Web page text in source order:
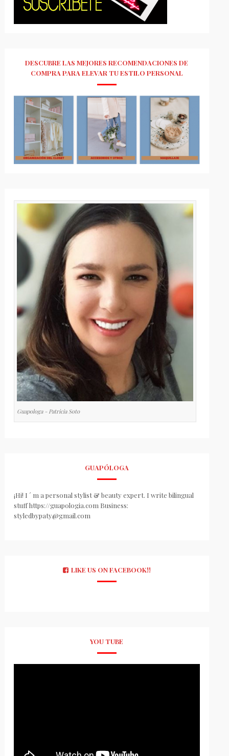
DESCUBRE LAS MEJORES RECOMENDACIONES DE
COMPRA PARA ELEVAR TU ESTILO PERSONAL
Guapologa - Patricia Soto
GUAPÓLOGA
¡Hi! I ´ m a personal stylist & beauty expert. I write bilingual
stuff https://guapologia.com Business:
styledbypaty@gmail.com
LIKE US ON FACEBOOK!!
YOU TUBE